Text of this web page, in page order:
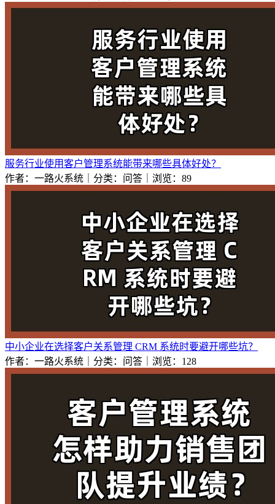
服务行业使用客户管理系统能带来哪些具体好处？
作者：一路火系统｜分类：问答｜浏览：89
中小企业在选择客户关系管理 CRM 系统时要避开哪些坑？
作者：一路火系统｜分类：问答｜浏览：128